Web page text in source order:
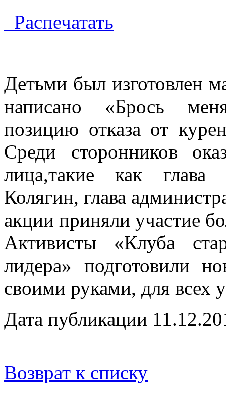
Распечатать
Детьми был изготовлен
написано «Брось
позицию отказа от
Среди сторонников
лица,такие как глава
Колягин, глава
акции приняли участие
Активисты «Клуба
лидера» подготовили
своими руками, для всех
Дата публикации
Возврат к списку